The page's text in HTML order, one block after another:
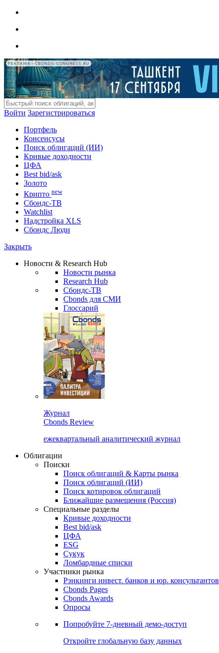
РЕКЛАМА • CBONDS-CONGRESS.RU
Войти Зарегистрироваться
Портфель
Консенсусы
Поиск облигаций (ИИ)
Кривые доходности
ЦФА
Best bid/ask
Золото
Крипто new
Сбондс-ТВ
Watchlist
Надстройка XLS
Сбондс Люди
Закрыть
Новости & Research Hub
Новости рынка
Research Hub
Сбондс-ТВ
Cbonds для СМИ
Глоссарий
Журнал
Cbonds Review
ежеквартальный аналитический журнал
Облигации
Поиски
Поиск облигаций & Карты рынка
Поиск облигаций (ИИ)
Поиск котировок облигаций
Ближайшие размещения (Россия)
Специальные разделы
Кривые доходности
Best bid/ask
ЦФА
ESG
Сукук
Ломбардные списки
Участники рынка
Рэнкинги инвест. банков и юр. консультантов
Cbonds Pages
Cbonds Awards
Опросы
Попробуйте 7-дневный демо-доступ
Откройте глобальную базу данных